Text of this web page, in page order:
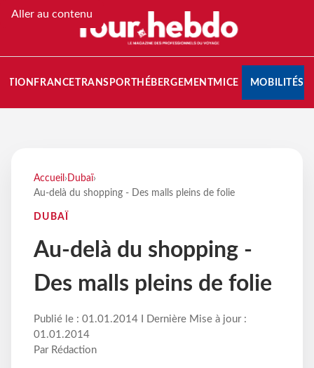
Aller au contenu
FRANCETRANSPORT HÉBERGEMENTMICE MOBILITÉS
Accueil › Dubaï›
Au-delà du shopping - Des malls pleins de folie
DUBAÏ
Au-delà du shopping -
Des malls pleins de folie
Publié le : 01.01.2014 I Dernière Mise à jour :
01.01.2014
Par Rédaction